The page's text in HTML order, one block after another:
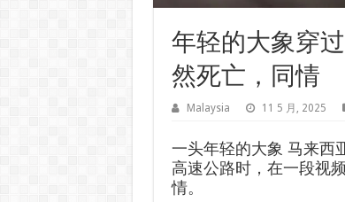
年轻的大象穿
然死亡，同情
Malaysia 11 5 月, 2025
一头年轻的大象 马来西
高速公路时，在一段视
情。